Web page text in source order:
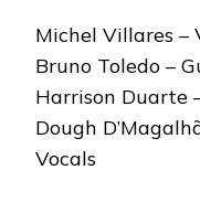
Michel Villares –
Bruno Toledo –
Harrison Duarte
Dough
Vocals